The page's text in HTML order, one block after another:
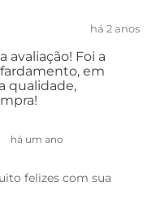
há 2 anos
avaliação! Foi a
em
qualidade,
há um ano
felizes com sua